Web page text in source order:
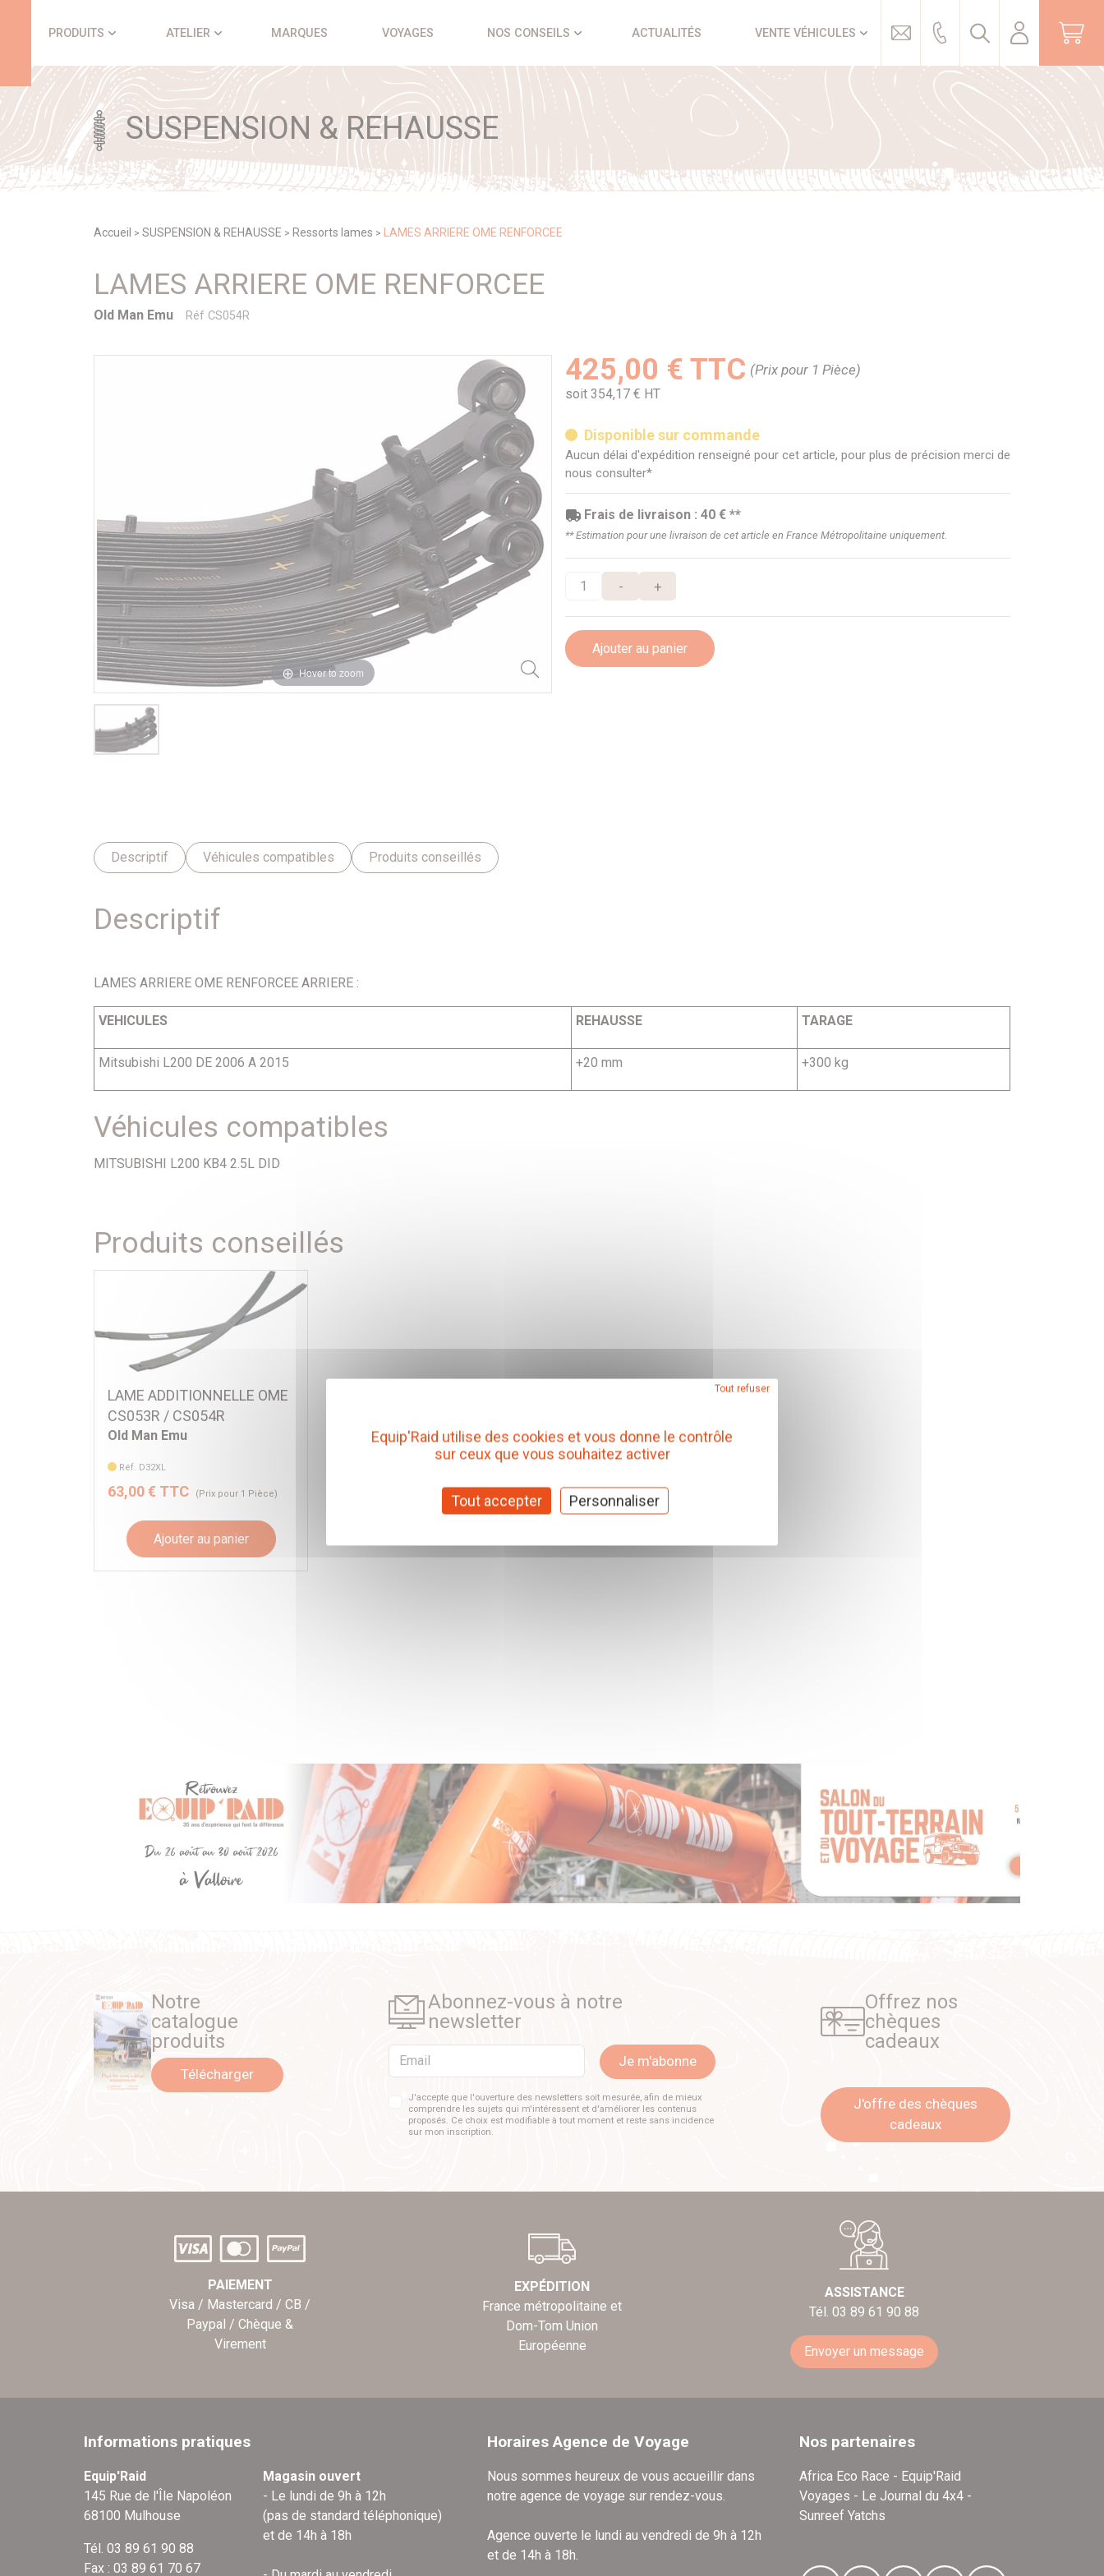
PRODUITS ATELIER MARQUES VOYAGES NOS CONSEILS ACTUALITÉS VENTE VÉHICULES
SUSPENSION & REHAUSSE
Accueil > SUSPENSION & REHAUSSE > Ressorts lames > LAMES ARRIERE OME RENFORCEE
LAMES ARRIERE OME RENFORCEE
Old Man Emu Réf CS054R
Hover to zoom
425,00 € TTC (Prix pour 1 Pièce)
soit 354,17 € HT
Disponible sur commande
Aucun délai d'expédition renseigné pour cet article, pour plus de précision merci de
nous consulter*
Frais de livraison : 40 € **
** Estimation pour une livraison de cet article en France Métropolitaine uniquement.
- +
Ajouter au panier
Descriptif Véhicules compatibles Produits conseillés
Descriptif
LAMES ARRIERE OME RENFORCEE ARRIERE :
VEHICULES REHAUSSE TARAGE
Mitsubishi L200 DE 2006 A 2015 +20 mm +300 kg
Véhicules compatibles
MITSUBISHI L200 KB4 2.5L DID
Produits conseillés
LAME ADDITIONNELLE OME
CS053R / CS054R
Old Man Emu
Réf. D32XL
63,00 € TTC (Prix pour 1 Pièce)
Ajouter au panier
Notre
catalogue
produits
Télécharger
Abonnez-vous à notre
newsletter
Email Je m'abonne
J'accepte que l'ouverture des newsletters soit mesurée, afin de mieux
comprendre les sujets qui m'intéressent et d'améliorer les contenus
proposés. Ce choix est modifiable à tout moment et reste sans incidence
sur mon inscription.
Offrez nos
chèques
cadeaux
J'offre des chèques
cadeaux
PAIEMENT
Visa / Mastercard / CB /
Paypal / Chèque &
Virement
EXPÉDITION
France métropolitaine et
Dom-Tom Union
Européenne
ASSISTANCE
Tél. 03 89 61 90 88
Envoyer un message
Informations pratiques
Equip'Raid
145 Rue de l'Île Napoléon
68100 Mulhouse
Tél. 03 89 61 90 88
Fax : 03 89 61 70 67
Magasin ouvert
- Le lundi de 9h à 12h
(pas de standard téléphonique)
et de 14h à 18h
Horaires Agence de Voyage
Nous sommes heureux de vous accueillir dans
notre agence de voyage sur rendez-vous.
Agence ouverte le lundi au vendredi de 9h à 12h
et de 14h à 18h.
Nos partenaires
Africa Eco Race - Equip'Raid
Voyages - Le Journal du 4x4 -
Sunreef Yatchs
Equip'Raid utilise des cookies et vous donne le contrôle
sur ceux que vous souhaitez activer
Tout accepter
Tout refuser
Personnaliser